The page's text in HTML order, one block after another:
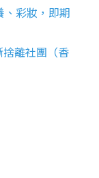
、彩妝，即期
離社團（香